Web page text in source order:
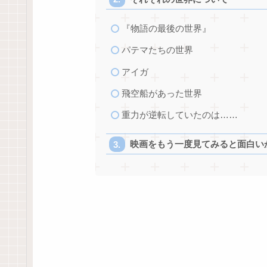
『物語の最後の世界』
パテマたちの世界
アイガ
飛空船があった世界
重力が逆転していたのは……
映画をもう一度見てみると面白い